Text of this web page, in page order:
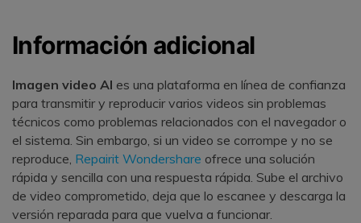
Información adicional
󠀰Imagen video AI es una plataforma en línea de confianza
para transmitir y reproducir varios videos sin problemas
técnicos como problemas relacionados con el navegador o
el sistema.󠀲󠀡󠀠󠀦󠀣󠀩󠀣󠀥󠀤󠀳󠀰 Sin embargo, si un video se corrompe y no se
reproduce, Repairit Wondershare ofrece una solución
rápida y sencilla con una respuesta rápida.󠀲󠀡󠀠󠀦 󠀣󠀩󠀣󠀥󠀥󠀳Sube el archivo
de video comprometido, deja que lo escanee y descarga la
versión reparada para que vuelva a funcionar.󠀲󠀡󠀠󠀦󠀣󠀩󠀣󠀥󠀦󠀳